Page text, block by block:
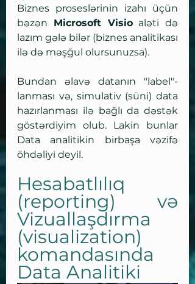
Biznes proseslərinin izahı üçün
bəzən Microsoft Visio aləti də
lazım gələ bilər (biznes analitikası
ilə də məşğul olursunuzsa).
Bundan əlavə datanın "label"-
lanması və, simulativ (süni) data
hazırlanması ilə bağlı da dəstək
göstərdiyim olub. Lakin bunlar
Data analitikin birbaşa vəzifə
öhdəliyi deyil.
Hesabatlılıq
(reporting) və
Vizuallaşdırma
(visualization)
komandasında
Data Analitiki